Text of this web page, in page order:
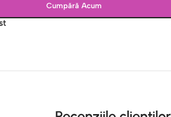
Cumpără Acum